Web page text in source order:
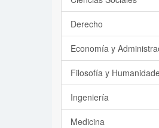
Derecho
Economía y
Filosofía y
Ingeniería
Medicina